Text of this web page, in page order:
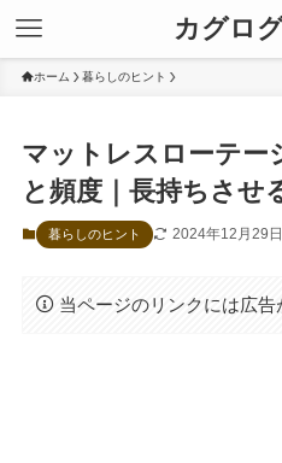
カグロ
ホーム 暮らしのヒント
マットレスローテー
と頻度｜長持ちさせ
暮らしのヒント 2024年12月29日
当ページのリンクには広告